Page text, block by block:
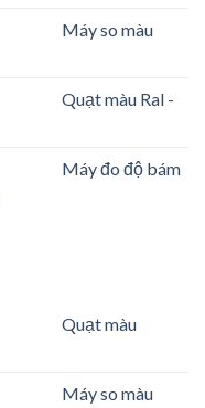
Máy so màu
Quạt màu Ral -
Máy đo độ bám
Quạt màu
Máy so màu